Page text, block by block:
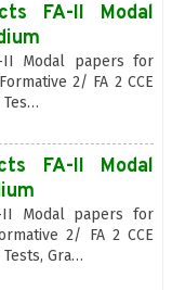
FA-II Modal
Modal papers for
2/ FA 2 CCE
FA-II Modal
Modal papers for
2/ FA 2 CCE
Gra…